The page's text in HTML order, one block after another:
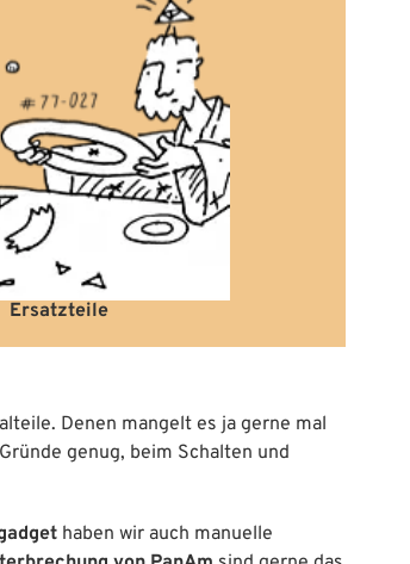
Ersatzteile
Denen mangelt es ja gerne mal
genug, beim Schalten und
haben wir auch manuelle